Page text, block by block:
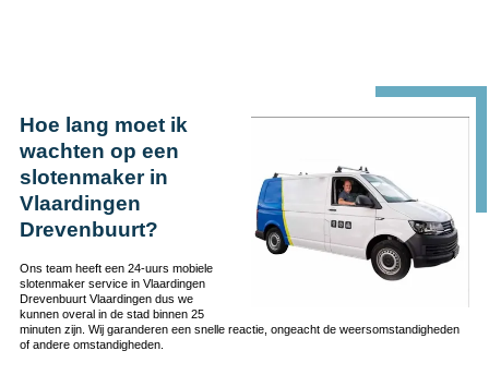
Hoe lang moet ik
wachten op een
slotenmaker in
Vlaardingen
Drevenbuurt?
Ons team heeft een 24-uurs mobiele
slotenmaker service in Vlaardingen
Drevenbuurt Vlaardingen dus we
kunnen overal in de stad binnen 25
minuten zijn. Wij garanderen een snelle reactie, ongeacht de weersomstandigheden
of andere omstandigheden.